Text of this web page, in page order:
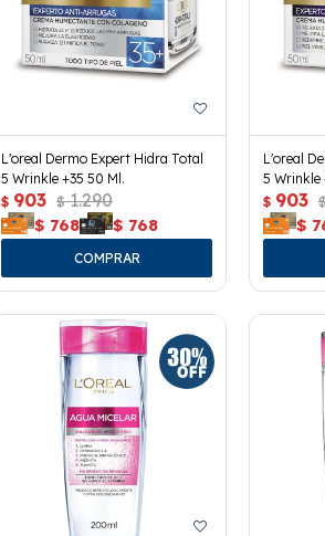
L'oreal Dermo Expert Hidra Total
5 Wrinkle +35 50 Ml.
$ 903 $ 1.290
$ 768 $ 768
L'oreal
5 Wrinkle
$ 903
$